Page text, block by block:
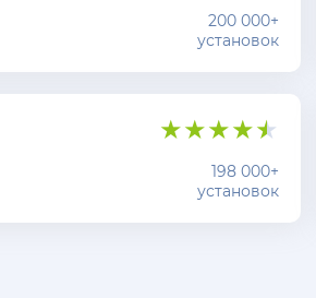
200 000+
установок
198 000+
установок